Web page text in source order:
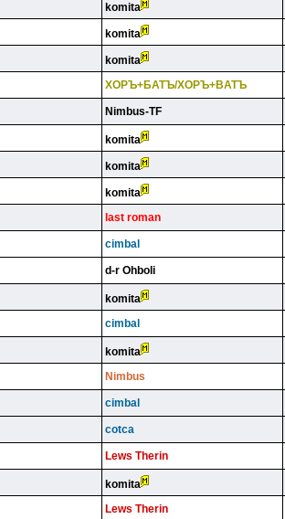
komita
komita
komita
XOPЪ+БATЪ/XOPЪ+BATЪ
Nimbus-TF
komita
komita
komita
last roman
cimbal
d-r Ohboli
komita
cimbal
komita
Nimbus
cimbal
cotca
Lews Therin
komita
Lews Therin